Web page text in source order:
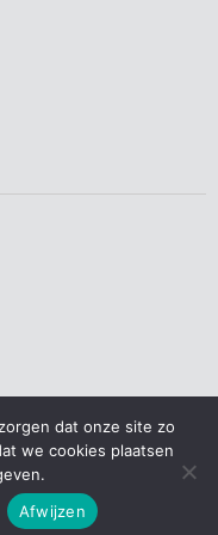
dat onze site zo
we cookies plaatsen
Afwijzen